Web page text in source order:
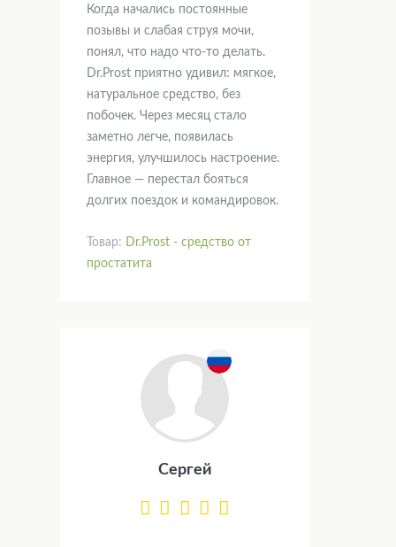
Когда начались постоянные
позывы и слабая струя мочи,
понял, что надо что-то делать.
Dr.Prost приятно удивил: мягкое,
натуральное средство, без
побочек. Через месяц стало
заметно легче, появилась
энергия, улучшилось настроение.
Главное — перестал бояться
долгих поездок и командировок.
Товар:
Dr.Prost - средство от
простатита
Сергей